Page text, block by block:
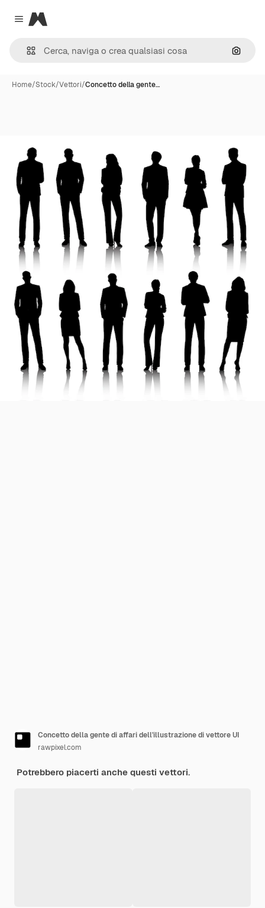
Close menu
Magnific
Cerca
Home/Stock/Vettori/Concetto della gente…
Concetto della gente di affari dell'illustrazione di vettore UI
rawpixel.com
Potrebbero piacerti anche questi vettori.